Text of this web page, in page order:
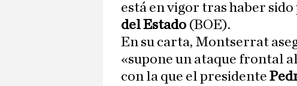
está en vigor tras haber
del Estado (BOE).
En su carta, Montserrat
«supone un ataque frontal
con la que el presidente